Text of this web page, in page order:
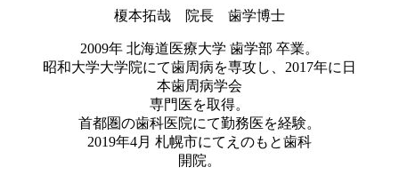
榎本拓哉 院長 歯学博士
2009年 北海道医療大学 歯学部 卒業。
昭和大学大学院にて歯周病を専攻し、2017年に日
本歯周病学会
専門医を取得。
首都圏の歯科医院にて勤務医を経験。
2019年4月 札幌市にてえのもと歯科
開院。